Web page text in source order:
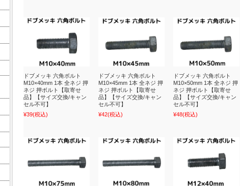
ドブメッキ 六角ボルト
M10×40mm 1本 全ネジ 押
ネジ 押ボルト【取寄せ
品】【サイズ交換/キャン
セル不可】
¥39(税込)
ドブメッキ 六角ボルト
M10×45mm 1本 全ネジ 押
ネジ 押ボルト【取寄せ
品】【サイズ交換/キャン
セル不可】
¥42(税込)
ドブメッキ 六角ボルト
M10×50mm 1本 全ネジ 押
ネジ 押ボルト【取寄せ
品】【サイズ交換/キャン
セル不可】
¥48(税込)